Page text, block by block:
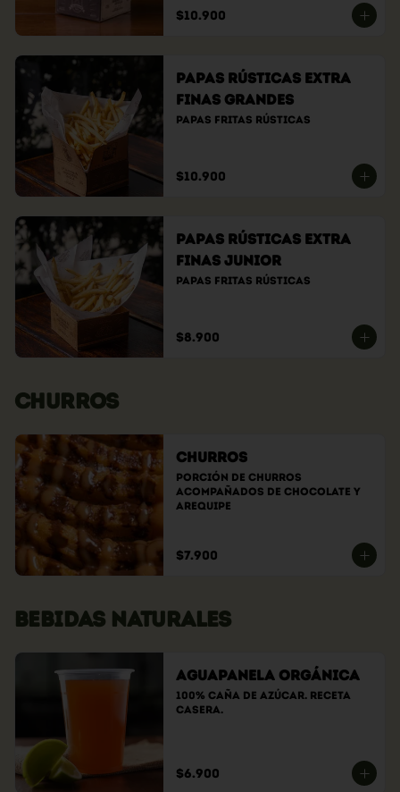
$10.900
Papas Rústicas Extra
Finas Grandes
Papas fritas rústicas
$10.900
Papas Rústicas Extra
Finas Junior
Papas fritas rústicas
$8.900
CHURROS
Churros
Porción de churros
acompañados de chocolate y
arequipe
$7.900
BEBIDAS NATURALES
Aguapanela Orgánica
100% caña de azúcar. Receta
casera.
$6.900